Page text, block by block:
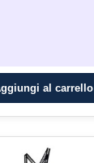
al carrello